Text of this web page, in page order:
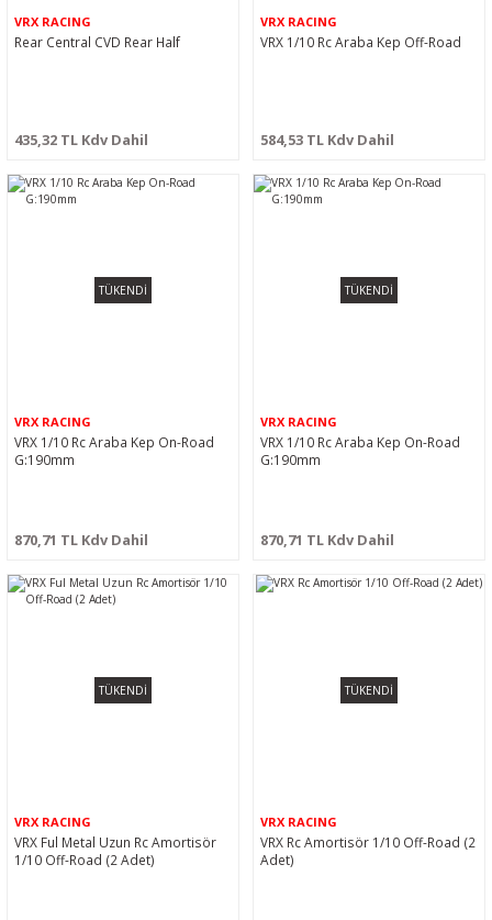
VRX RACING
Rear Central CVD Rear Half
435,32 TL Kdv Dahil
VRX RACING
VRX 1/10 Rc Araba Kep Off-Road
584,53 TL Kdv Dahil
TÜKENDİ
VRX RACING
VRX 1/10 Rc Araba Kep On-Road
G:190mm
870,71 TL Kdv Dahil
TÜKENDİ
VRX RACING
VRX 1/10 Rc Araba Kep On-Road
G:190mm
870,71 TL Kdv Dahil
TÜKENDİ
VRX RACING
VRX Ful Metal Uzun Rc Amortisör
1/10 Off-Road (2 Adet)
TÜKENDİ
VRX RACING
VRX Rc Amortisör 1/10 Off-Road (2
Adet)